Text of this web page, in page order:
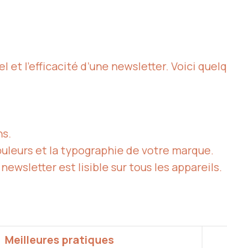
et l’efficacité d’une newsletter. Voici
et la typographie de votre marque.
est lisible sur tous les appareils.
Meilleures pratiques